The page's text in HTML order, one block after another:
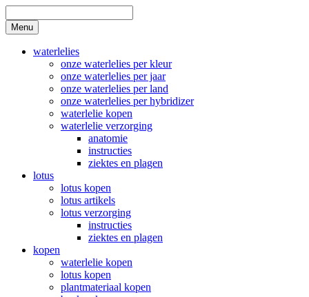
to
content
Search
Menu
waterlelies
onze waterlelies per kleur
onze waterlelies per jaar
onze waterlelies per land
onze waterlelies per hybridizer
waterlelie kopen
waterlelie verzorging
anatomie
instructies
ziektes en plagen
lotus
lotus kopen
lotus artikels
lotus verzorging
instructies
ziektes en plagen
kopen
waterlelie kopen
lotus kopen
plantmateriaal kopen